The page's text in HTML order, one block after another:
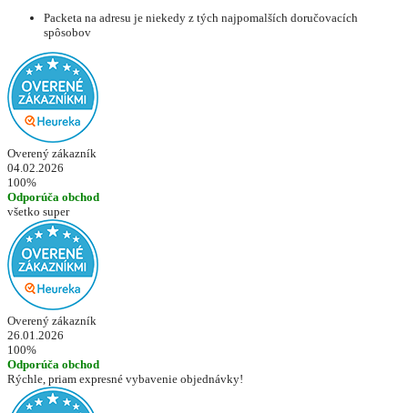
Packeta na adresu je niekedy z tých najpomalších doručovacích
spôsobov
Overený zákazník
04.02.2026
100%
Odporúča obchod
všetko super
Overený zákazník
26.01.2026
100%
Odporúča obchod
Rýchle, priam expresné vybavenie objednávky!